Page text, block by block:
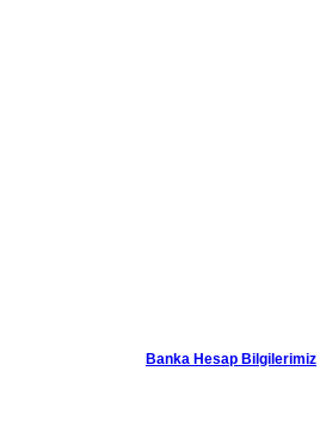
Banka Hesap Bilgilerimiz